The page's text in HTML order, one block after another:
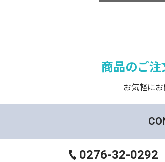
商品のご
お気軽に
0276-32-0292